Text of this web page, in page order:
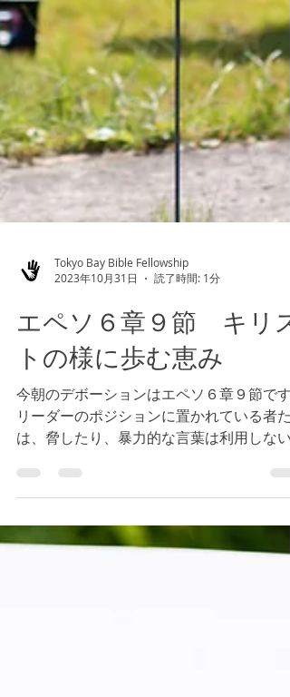
Tokyo Bay Bible Fellowship
2023年10月31日
読了時間: 1分
エペソ６章９節 キリス
トの様に歩む恵み
今朝のデボーションはエペソ６章９節です
リーダーのポジションに置かれている者た
は、脅したり、暴力的な言葉は利用しない
うに教えています。社会的な位置がどうで